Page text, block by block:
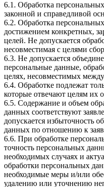
6.1. Обработка
законной и справедливой
6.2. Обработка
достижением конкретных,
целей. Не допускается
несовместимая с целями
6.3. Не допускается
персональные данные,
целях, несовместимых
6.4. Обработке подлежат
которые отвечают целям их
6.5. Содержание и объем
данных соответствуют
допускается избыточность
данных по отношению к
6.6. При обработке
точность персональных
необходимых случаях и
обработки персональных
необходимые меры и/или
удалению или уточнению